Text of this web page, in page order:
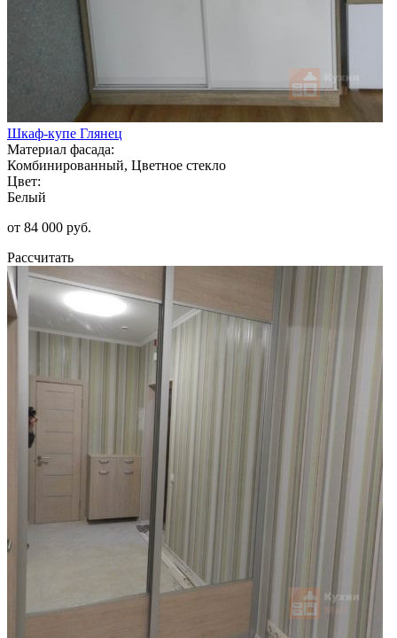
Шкаф-купе Глянец
Материал фасада:
Комбинированный, Цветное стекло
Цвет:
Белый
от 84 000 руб.
Рассчитать